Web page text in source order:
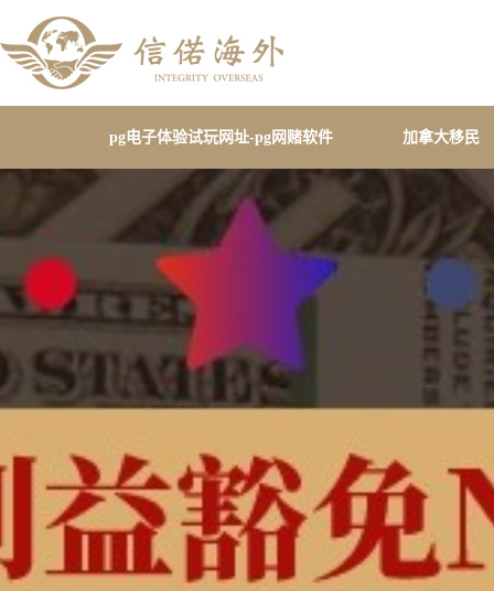
pg电子体验试玩网址-pg网赌软件 加拿大移民